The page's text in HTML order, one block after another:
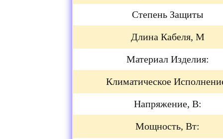
Степень Защиты
Длина Кабеля, М
Материал Изделия:
Климатическое
Напряжение, В:
Мощность, Вт: